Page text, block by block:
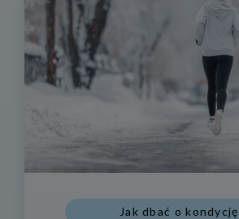
Jak dbać o kondycję